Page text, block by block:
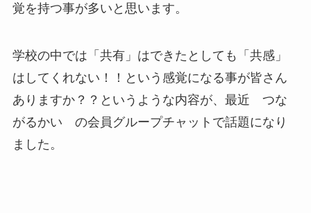
覚を持つ事が多いと思います。
学校の中では「共有」はできたとしても「共感」
はしてくれない！！という感覚になる事が皆さん
ありますか？？というような内容が、最近 つな
がるかい の会員グループチャットで話題になり
ました。